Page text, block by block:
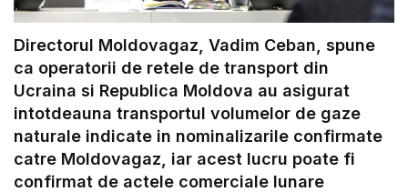
Directorul Moldovagaz, Vadim Ceban, spune
ca operatorii de retele de transport din
Ucraina si Republica Moldova au asigurat
intotdeauna transportul volumelor de gaze
naturale indicate in nominalizarile confirmate
catre Moldovagaz, iar acest lucru poate fi
confirmat de actele comerciale lunare